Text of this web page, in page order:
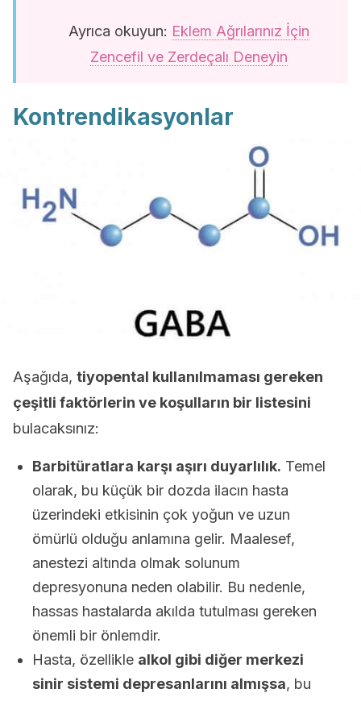
Ayrıca okuyun: Eklem Ağrılarınız İçin
Zencefil ve Zerdeçalı Deneyin
Kontrendikasyonlar
Aşağıda, tiyopental kullanılmaması gereken
çeşitli faktörlerin ve koşulların bir listesini
bulacaksınız:
Barbitüratlara karşı aşırı duyarlılık. Temel
olarak, bu küçük bir dozda ilacın hasta
üzerindeki etkisinin çok yoğun ve uzun
ömürlü olduğu anlamına gelir. Maalesef,
anestezi altında olmak solunum
depresyonuna neden olabilir. Bu nedenle,
hassas hastalarda akılda tutulması gereken
önemli bir önlemdir.
Hasta, özellikle alkol gibi diğer merkezi
sinir sistemi depresanlarını almışsa, bu